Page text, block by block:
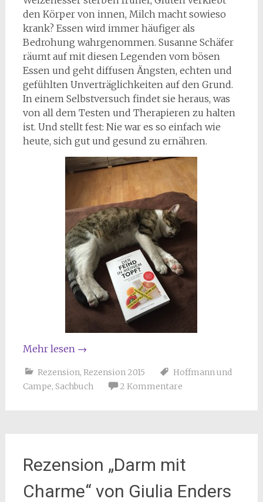
den Körper von innen, Milch macht sowieso
krank? Essen wird immer häufiger als
Bedrohung wahrgenommen. Susanne Schäfer
räumt auf mit diesen Legenden vom bösen
Essen und geht diffusen Ängsten, echten und
gefühlten Unverträglichkeiten auf den Grund.
In einem Selbstversuch findet sie heraus, was
von all dem Testen und Therapieren zu halten
ist. Und stellt fest: Nie war es so einfach wie
heute, sich gut und gesund zu ernähren.
Mehr lesen →
Rezension, Rezension 2015
Hoffmann und
Campe, Sachbuch 2 Kommentare
Rezension „Darm mit
Charme“ von Giulia Enders